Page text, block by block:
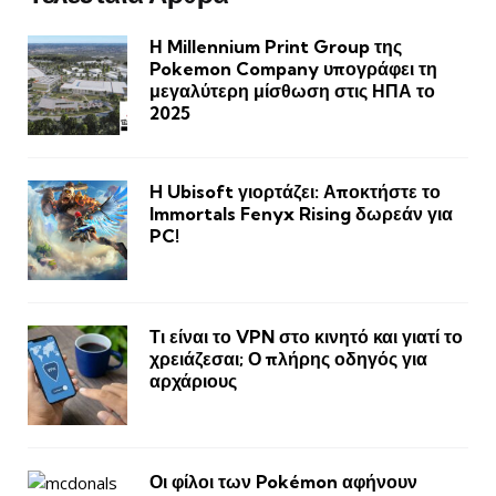
Η Millennium Print Group της
Pokemon Company υπογράφει τη
μεγαλύτερη μίσθωση στις ΗΠΑ το
2025
H Ubisoft γιορτάζει: Αποκτήστε το
Immortals Fenyx Rising δωρεάν για
PC!
Τι είναι το VPN στο κινητό και γιατί το
χρειάζεσαι; Ο πλήρης οδηγός για
αρχάριους
Οι φίλοι των Pokémon αφήνουν